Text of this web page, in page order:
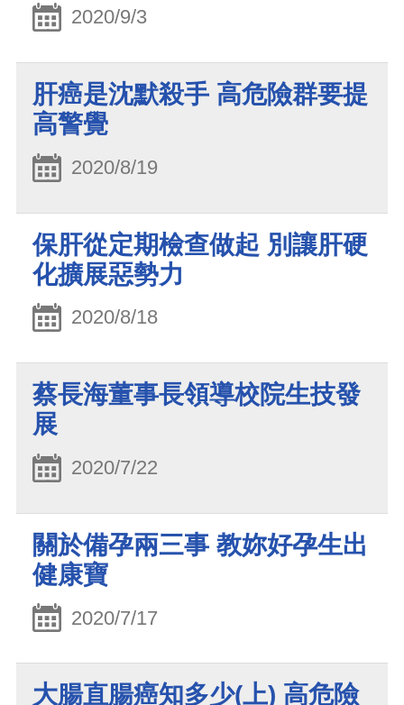
2020/9/3
肝癌是沈默殺手 高危險群要提
高警覺
2020/8/19
保肝從定期檢查做起 別讓肝硬
化擴展惡勢力
2020/8/18
蔡長海董事長領導校院生技發
展
2020/7/22
關於備孕兩三事 教妳好孕生出
健康寶
2020/7/17
大腸直腸癌知多少(上) 高危險